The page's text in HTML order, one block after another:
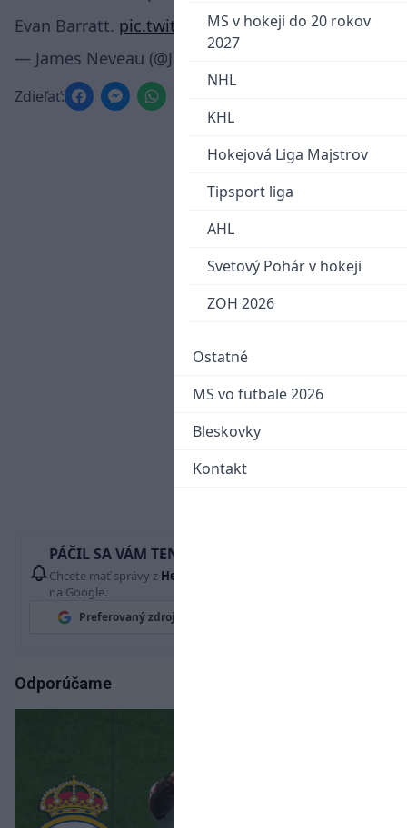
MS v hokeji do 20 rokov
2027
NHL
KHL
Hokejová Liga Majstrov
Tipsport liga
AHL
Svetový Pohár v hokeji
ZOH 2026
Ostatné
MS vo futbale 2026
Bleskovky
Kontakt
Evan Barratt. pic.twitter.com/I9xoZFNgpZ
— James Neveau (@JamesNeveau)
Zdieľať:
PÁČIL SA VÁM TENTO ČLÁNOK?
Chcete mať správy z Hetrik.sk
na Google.
Preferovaný zdroj
Odporúčame